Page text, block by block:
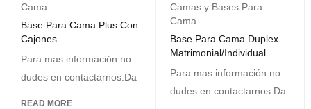
Cama
Base Para Cama Plus Con
Cajones
Para mas información no
dudes en contactarnos.Da
READ MORE
Camas y Bases Para
Cama
Base Para Cama Duplex
Matrimonial/Individual
Para mas información no
dudes en contactarnos.Da